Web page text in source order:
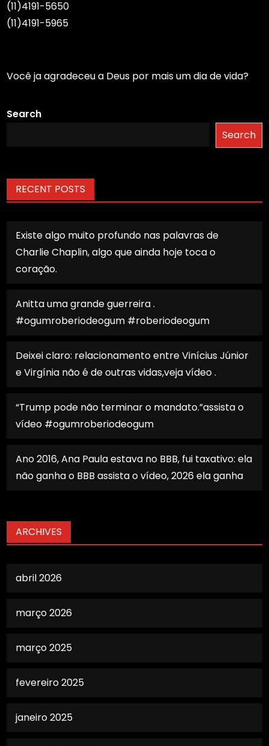
(11)4191-5650
(11)4191-5965
Você ja agradeceu a Deus por mais um dia de vida?
Search
Search
RECENT POSTS
Existe algo muito profundo nas palavras de
Charlie Chaplin, algo que ainda hoje toca o
coração.
Anitta uma grande guerreira .
#ogumroberiodeogum #roberiodeogum
Deixei claro: relacionamento entre Vinícius Júnior
e Virgínia não é de outras vidas,veja vídeo .
“Trump pode não terminar o mandato.”assista o
vídeo #ogumroberiodeogum
Ano 2016, Ana Paula estava no BBB, fui taxativo: ela
não ganha o BBB assista o vídeo, 2026 ela ganha
ARCHIVES
abril 2026
março 2026
março 2025
fevereiro 2025
janeiro 2025